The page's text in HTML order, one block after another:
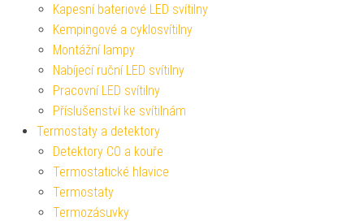
Kapesní bateriové LED svítilny
Kempingové a cyklosvítilny
Montážní lampy
Nabíjecí ruční LED svítilny
Pracovní LED svítilny
Příslušenství ke svítilnám
Termostaty a detektory
Detektory CO a kouře
Termostatické hlavice
Termostaty
Termozásuvky